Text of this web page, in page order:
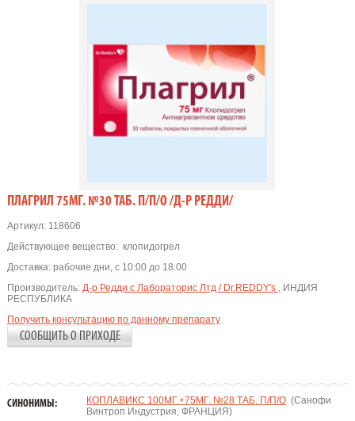
ПЛАГРИЛ 75МГ. №30 ТАБ. П/П/О /Д-Р РЕДДИ/
Артикул:118606
Действующее вещество: клопидогрел
Доставка: рабочие дни, с 10:00 до 18:00
Производитель: Д-р Редди с Лабораторис Лтд / Dr.REDDY's , ИНДИЯ
РЕСПУБЛИКА
Получить консультацию по данному препарату
СООБЩИТЬ О ПРИХОДЕ
СИНОНИМЫ: КОПЛАВИКС 100МГ.+75МГ. №28 ТАБ. П/П/О(Санофи
Винтроп Индустрия, ФРАНЦИЯ)